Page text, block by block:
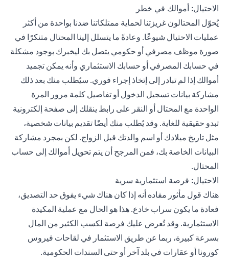
الاحتيال: أموالك في خطر
يُحوّل المحتالون غريزتنا لحماية ممتلكاتنا ضدنا بواحدة من أكثر
عمليات الاحتيال شيوعًا. وعادةً ما يتسلل إلينا المحتال متنكرًا في
صورة موظف مصرفي أو حكومي يتصل بك ليخبرك بوجود مشكلة
في حسابك المصرفي أو حسابك الاستثماري وأنه يمكن تجميد
أموالك إذا لم تبادر إلى إتخاذ إجراء فوري. سيُطلب منك بعد ذلك
مشاركة بيانات تسجيل الدخول أو تفاصيل كلمة مرور المرة
الواحدة مع المحتال أو النقر على رابط ينقلك إلى صفحة إلكترونية
تبدو حقيقية للغاية. وقد يُطلب منك أيضًا تقديم بيانات شخصية،
مثل تاريخ ميلادك أو اسم والدتك قبل الزواج. لكن بمجرد مشاركة
البيانات الخاصة بك، فمن المرجح أن يتم تحويل أموالك إلى حساب
المحتال.
الاحتيال: فرصة استثمارية سرية
هناك قول مأثور مفاده أنه إذا كان هناك شيء يفوق حد التصديق،
فعادة ما يكون سراب خادع. هذا هو الحال مع عملية المكيدة
الاستثمارية. وقد تُعرض عليك فرصة لكسب الكثير من المال
بسرعة كبيرة، ربما عن طريق الاستثمار في لقاحات فيروس
كورونا أو عقارات في بلد آخر أو حتى السندات الحكومية.